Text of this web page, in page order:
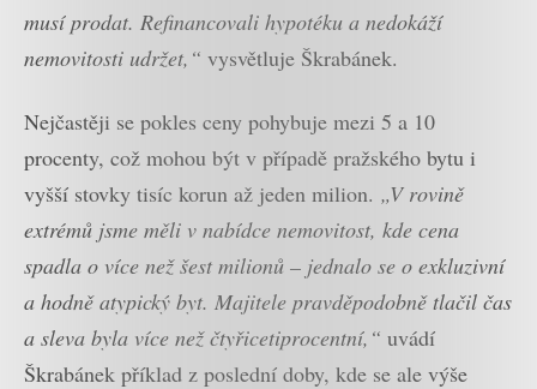
musí prodat. Refinancovali hypotéku a nedokáží
nemovitosti udržet,“ vysvětluje Škrabánek.
Nejčastěji se pokles ceny pohybuje mezi 5 a 10
procenty, což mohou být v případě pražského bytu i
vyšší stovky tisíc korun až jeden milion. „V rovině
extrémů jsme měli v nabídce nemovitost, kde cena
spadla o více než šest milionů – jednalo se o exkluzivní
a hodně atypický byt. Majitele pravděpodobně tlačil čas
a sleva byla více než čtyřicetiprocentní,“ uvádí
Škrabánek příklad z poslední doby, kde se ale výše